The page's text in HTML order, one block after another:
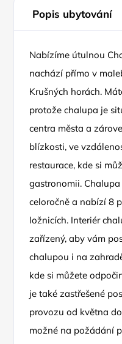
Popis ubytování
Nabízíme útulnou
nachází přímo v
Krušných horách.
protože chalupa je
centra města a
blízkosti, ve
restaurace, kde si
gastronomii.
celoročně a nabízí 8
ložnicích. Interiér
zařízený, aby vám
chalupou i na
kde si můžete
je také zastřešené
provozu od května
možné na požádání